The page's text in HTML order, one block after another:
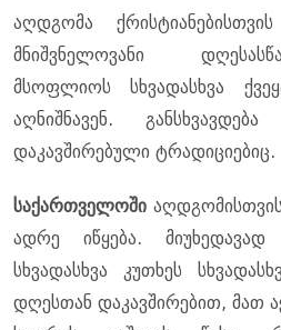
აღდგომა
მნიშვნელოვანი
მსოფლიოს სხვადასხვა
აღნიშნავენ.
დაკავშირებული ტრადიციებიც.
საქართველოში
ადრე იწყება.
სხვადასხვა კუთხეს
დღესთან დაკავშირებით, მათ